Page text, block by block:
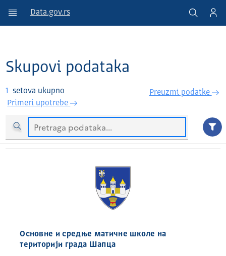
Data.gov.rs
Skupovi podataka
1
setova ukupno
Primeri upotrebe
Preuzmi podatke
Основне и средње матичне школе на
територији града Шапца